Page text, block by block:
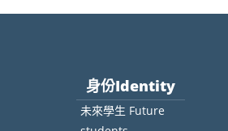
身份Identity
未來學生 Future